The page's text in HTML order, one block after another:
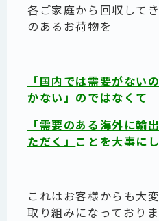
各ご家庭から回収して
のあるお荷物を
「国内では需要がない
かない」 のではなくて
「需要のある海外に輸
ただく」 ことを大事に
これはお客様からも大
取り組みになっておりま